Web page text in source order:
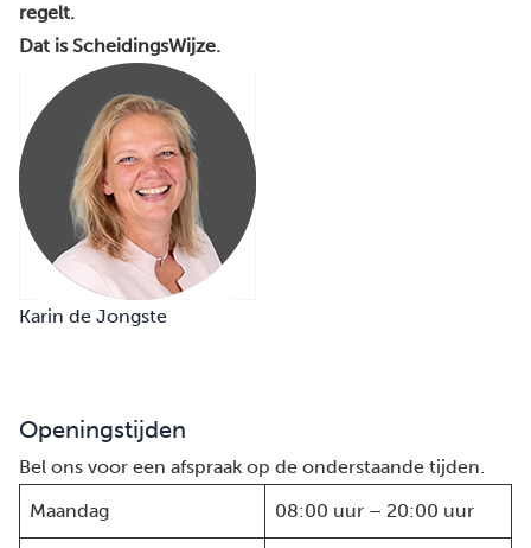
regelt.
Dat is ScheidingsWijze.
Karin de Jongste
Openingstijden
Bel ons voor een afspraak op de onderstaande tijden.
Maandag
08:00 uur – 20:00 uur